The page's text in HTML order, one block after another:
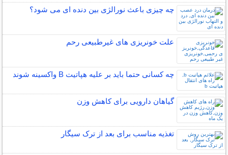
چه چیزی باعث نورالژی بین دنده ای می شود؟
علت خونریزی های غیرطبیعی رحم
چه کسانی حتما باید بر علیه هپاتیت B واکسینه شوند
گیاهان دارویی برای کاهش وزن
تغذیه مناسب برای بعد از ترک سیگار